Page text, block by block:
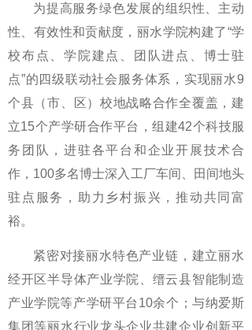
为提高服务绿色发展的组织性、主动
性、有效性和贡献度，丽水学院构建了“学
校布点、学院建点、团队进点、博士驻
点”的四级联动社会服务体系，实现丽水9
个县（市、区）校地战略合作全覆盖，建
立15个产学研合作平台，组建42个科技服
务团队，进驻各平台和企业开展技术合
作，100多名博士深入工厂车间、田间地头
驻点服务，助力乡村振兴，推动共同富
裕。
紧密对接丽水特色产业链，建立丽水
经开区半导体产业学院、缙云县智能制造
产业学院等产学研平台10余个；与纳爱斯
集团等丽水行业龙头企业共建企业创新平